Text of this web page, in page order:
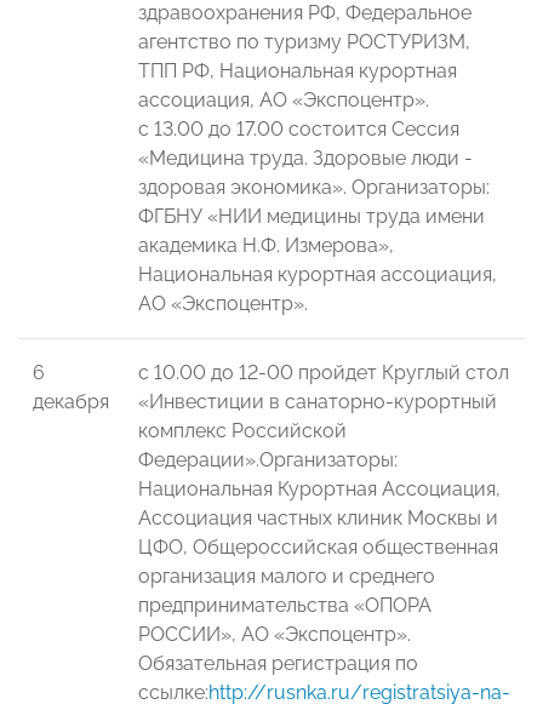
здравоохранения РФ, Федеральное
агентство по туризму РОСТУРИЗМ,
ТПП РФ, Национальная курортная
ассоциация, АО «Экспоцентр».
с 13.00 до 17.00 состоится Сессия
«Медицина труда. Здоровые люди -
здоровая экономика». Организаторы:
ФГБНУ «НИИ медицины труда имени
академика Н.Ф. Измерова»,
Национальная курортная ассоциация,
АО «Экспоцентр».
6
декабря
с 10.00 до 12-00 пройдет Круглый стол
«Инвестиции в санаторно-курортный
комплекс Российской
Федерации».Организаторы:
Национальная Курортная Ассоциация,
Ассоциация частных клиник Москвы и
ЦФО, Общероссийская общественная
организация малого и среднего
предпринимательства «ОПОРА
РОССИИ», АО «Экспоцентр».
Обязательная регистрация по
ссылке:http://rusnka.ru/registratsiya-na-